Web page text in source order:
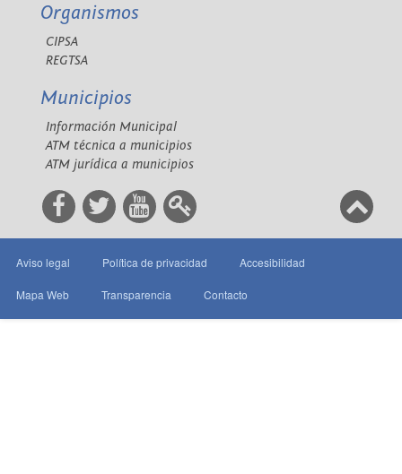
Organismos
CIPSA
REGTSA
Municipios
Información Municipal
ATM técnica a municipios
ATM jurídica a municipios
Aviso legal Política de privacidad Accesibilidad
Mapa Web Transparencia Contacto